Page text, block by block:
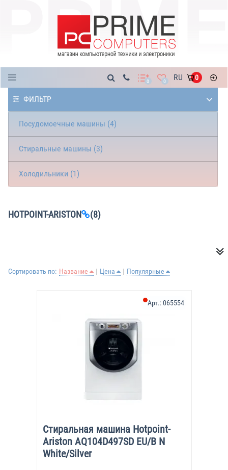
0 0 RU 0
ФИЛЬТР
Посудомоечные машины (4)
Стиральные машины (3)
Холодильники (1)
HOTPOINT-ARISTON (8)
Сортировать по: Название Цена Популярные
Стиральная машина Hotpoint-
Ariston AQ104D497SD EU/B N
White/Silver
Арт.:065554